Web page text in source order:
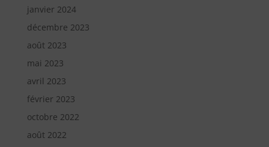
janvier 2024
décembre 2023
août 2023
mai 2023
avril 2023
février 2023
octobre 2022
août 2022